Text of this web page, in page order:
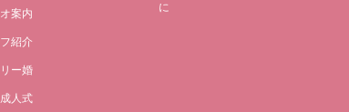
案内
紹介
ー婚
人式
に